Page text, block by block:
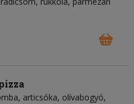
articsóka olívabogyó